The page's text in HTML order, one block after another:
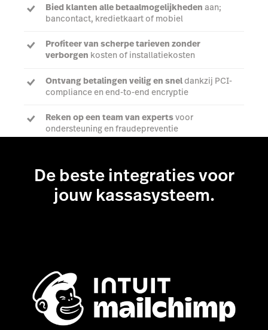
Bied klanten alle betaalmogelijkheden aan;
bancontact, kredietkaart of mobiel
Profiteer van scherpe tarieven zonder
verborgen kosten of installatiekosten
Ontvang betalingen veilig en sneldankzij PCI-
compliance en end-to-end encryptie
Reken op een team van expertsvoor
ondersteuning en fraudepreventie
Ontdek alles over betalingen
De beste integraties voor
jouw kassasysteem.